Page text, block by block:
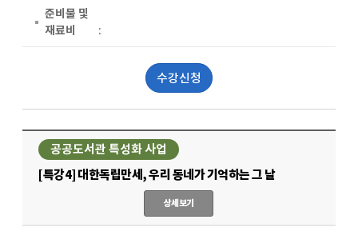
준비물 및
재료비
:
수강신청
공공도서관 특성화 사업
[특강4] 대한독립만세, 우리 동네가 기억하는 그 날
상세보기